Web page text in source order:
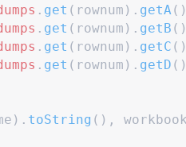
. get ( rownum ) . getA( )
. get ( rownum ) . getB ( )
. get ( rownum ) . getC ( )
. get ( rownum ) . getD ( )
) . toString ( ) , workbook